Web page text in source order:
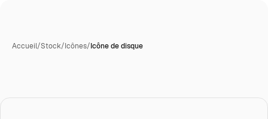
Accueil/Stock/Icônes/Icône de disque